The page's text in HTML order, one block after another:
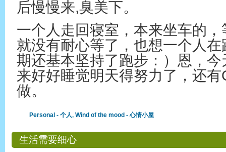
后慢慢来,臭美下。
一个人走回寝室，本来坐车的
就没有耐心等了，也想一个人
期还基本坚持了跑步：）恩，
来好好睡觉明天得努力了，还
做。
Personal - 个人, Wind of the mood - 心情小屋
生活需要细心